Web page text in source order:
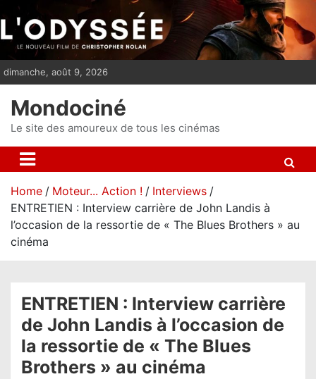
i
p
t
n
dimanche, août 9, 2026
Mondociné
Le site des amoureux de tous les cinémas
Home Moteur... Action !
Interviews
ENTRETIEN : Interview carrière de John Landis à
l’occasion de la ressortie de « The Blues Brothers » au
cinéma
ENTRETIEN : Interview carrière
de John Landis à l’occasion de
la ressortie de « The Blues
Brothers » au cinéma